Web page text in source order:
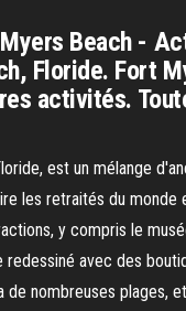
Beach -
Floride. Fort
activités.
est un mélange
les retraités du monde
y compris le
redessiné avec des
de nombreuses plages,